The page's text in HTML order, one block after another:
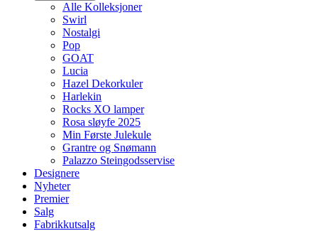
Alle Kolleksjoner
Swirl
Nostalgi
Pop
GOAT
Lucia
Hazel Dekorkuler
Harlekin
Rocks XO lamper
Rosa sløyfe 2025
Min Første Julekule
Grantre og Snømann
Palazzo Steingodsservise
Designere
Nyheter
Premier
Salg
Fabrikkutsalg